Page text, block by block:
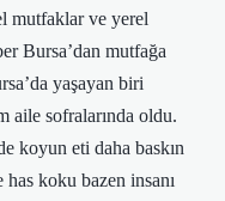
mutfaklar ve yerel
Bursa’dan mutfağa
yaşayan biri
aile sofralarında oldu.
koyun eti daha baskın
koku bazen insanı